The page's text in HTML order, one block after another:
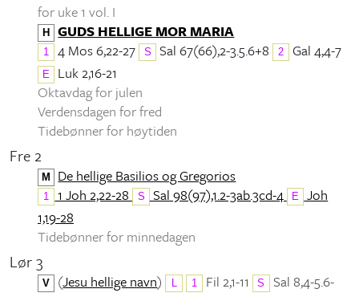
for uke 1 vol. I
H GUDS HELLIGE MOR MARIA
1 4 Mos 6,22-27 S Sal 67(66),2-3.5.6+8 2 Gal 4,4-7
E
Luk 2,16-21
Oktavdag for julen
Verdensdagen for fred
Tidebønner for høytiden
Fre 2
M De hellige Basilios og Gregorios
1 1 Joh 2,22-28 S Sal 98(97),1.2-3ab.3cd-4 E
Joh
1,19-28
Tidebønner for minnedagen
Lør 3
V (Jesu hellige navn) L 1 Fil 2,1-11 S Sal 8,4-5.6-